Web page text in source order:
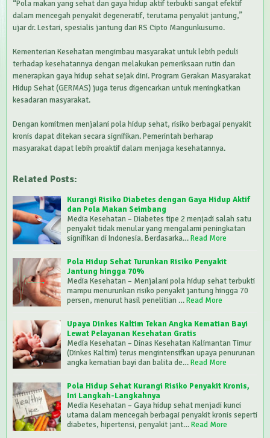
“Pola makan yang sehat dan gaya hidup aktif terbukti sangat efektif
dalam mencegah penyakit degeneratif, terutama penyakit jantung,”
ujar dr. Lestari, spesialis jantung dari RS Cipto Mangunkusumo.
Kementerian Kesehatan mengimbau masyarakat untuk lebih peduli
terhadap kesehatannya dengan melakukan pemeriksaan rutin dan
menerapkan gaya hidup sehat sejak dini. Program Gerakan Masyarakat
Hidup Sehat (GERMAS) juga terus digencarkan untuk meningkatkan
kesadaran masyarakat.
Dengan komitmen menjalani pola hidup sehat, risiko berbagai penyakit
kronis dapat ditekan secara signifikan. Pemerintah berharap
masyarakat dapat lebih proaktif dalam menjaga kesehatannya.
Related Posts:
Kurangi Risiko Diabetes dengan Gaya Hidup Aktif
dan Pola Makan Seimbang
Media Kesehatan – Diabetes tipe 2 menjadi salah satu
penyakit tidak menular yang mengalami peningkatan
signifikan di Indonesia. Berdasarka…Read More
Pola Hidup Sehat Turunkan Risiko Penyakit
Jantung hingga 70%
Media Kesehatan – Menjalani pola hidup sehat terbukti
mampu menurunkan risiko penyakit jantung hingga 70
persen, menurut hasil penelitian …Read More
Upaya Dinkes Kaltim Tekan Angka Kematian Bayi
Lewat Pelayanan Kesehatan Gratis
Media Kesehatan – Dinas Kesehatan Kalimantan Timur
(Dinkes Kaltim) terus mengintensifkan upaya penurunan
angka kematian bayi dan balita de…Read More
Pola Hidup Sehat Kurangi Risiko Penyakit Kronis,
Ini Langkah-Langkahnya
Media Kesehatan – Gaya hidup sehat menjadi kunci
utama dalam mencegah berbagai penyakit kronis seperti
diabetes, hipertensi, penyakit jant…Read More